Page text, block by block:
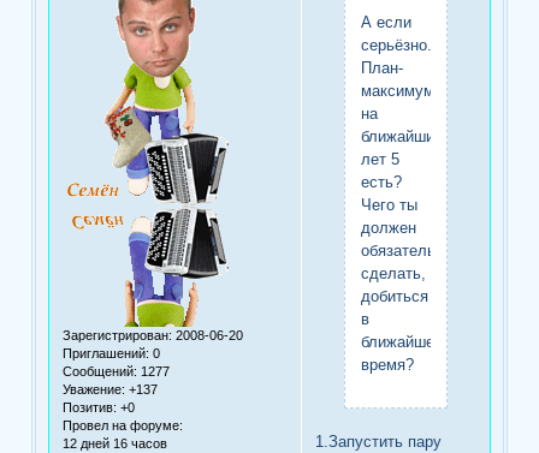
Зарегистрирован: 2008-06-20
Приглашений: 0
Сообщений: 1277
Уважение: +137
Позитив: +0
Провел на форуме:
12 дней 16 часов
А если
серьёзно.
План-
максимум
на
ближайшие
лет 5
есть?
Чего ты
должен
обязательно
сделать,
добиться
в
ближайшее
время?
1.Запустить пару